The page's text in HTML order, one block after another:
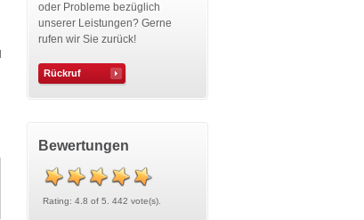
oder Probleme bezüglich
unserer Leistungen? Gerne
rufen wir Sie zurück!
Rückruf
Bewertungen
Rating: 4.8 of 5. 442 vote(s).